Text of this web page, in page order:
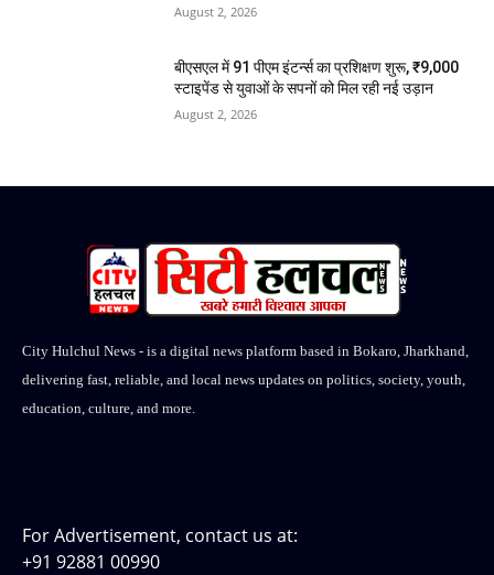
August 2, 2026
बीएसएल में 91 पीएम इंटर्न्स का प्रशिक्षण शुरू, ₹9,000
स्टाइपेंड से युवाओं के सपनों को मिल रही नई उड़ान
August 2, 2026
City Hulchul News - is a digital news platform based in Bokaro, Jharkhand,
delivering fast, reliable, and local news updates on politics, society, youth,
education, culture, and more.
For Advertisement, contact us at:
+91 92881 00990